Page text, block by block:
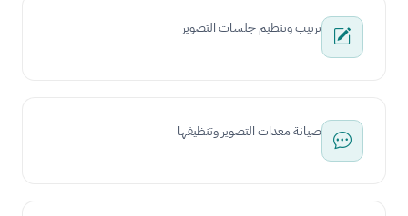
ترتيب وتنظيم جلسات التصوير
صيانة معدات التصوير وتنظيفها